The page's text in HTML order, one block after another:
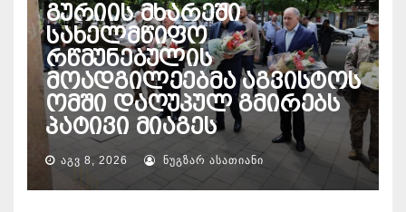
გურიის მხარეში
სახელმწიფო
რწმუნებულის
მოადგილეებმა აგვისტოს
ომში დაღუპულ გმირებს
პატივი მიაგეს
ᲐᲒᲕ 8, 2026 ᲜᲣᲒᲖᲐᲠ ᲐᲡᲐᲗᲘᲐᲜᲘ